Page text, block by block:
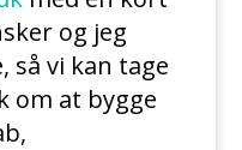
og jeg
så vi kan tage
om at bygge